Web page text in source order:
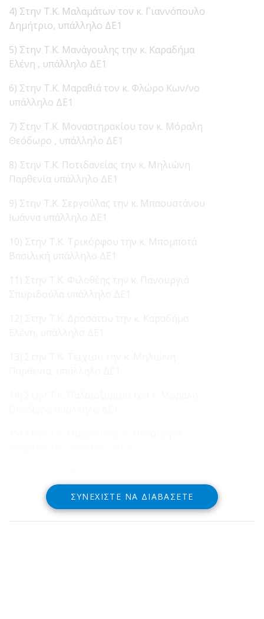
4) Στην Τ.Κ. Μαλαμάτων τον κ. Γιαννόπουλο
Δημήτριο, υπάλληλο ΔΕ1
5) Στην Τ.Κ. Μανάγουλης την κ. Καραδήμα
Ελένη , υπάλληλο ΔΕ1
6) Στην Τ.Κ. Μαραθιά τον κ. Φλώρο Κων/νο
υπάλληλο ΔΕ1
7) Στην Τ.Κ. Μοναστηρακίου τον κ. Μόραλη
Θεόδωρο , υπάλληλο ΔΕ1
8) Στην Τ.Κ. Ποτιδανείας την κ. Μηλιώνη
Παρθενία υπάλληλο ΔΕ1
9) Στην Τ.Κ. Σεργούλας την κ. Μπαουστάνου
Ιωάννα υπάλληλο ΔΕ1
10) Στην Τ.Κ. Τρικόρφου την κ. Μπομποτά
Βασιλική υπάλληλο ΔΕ1
υπάλληλο ΔΕ1
ΣΥΝΕΧΊΣΤΕ ΝΑ ΔΙΑΒΆΣΕΤΕ